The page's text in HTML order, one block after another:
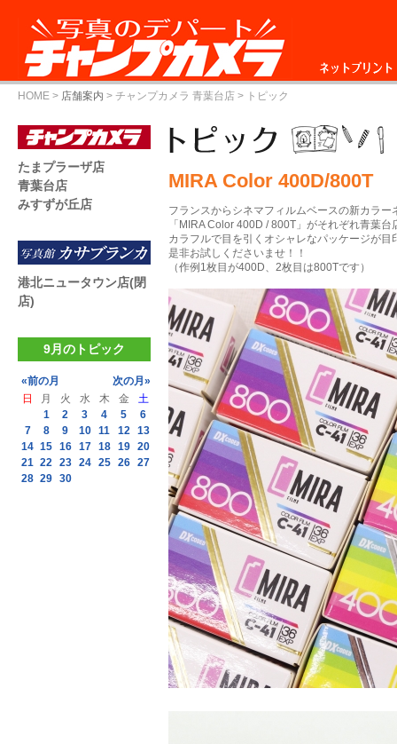
ネットプリント
HOME > 店舗案内 > チャンプカメラ 青葉台店 > トピック
MIRA Color 400D/800T
フランスからシネマフィルムベースの新カラー
「MIRA Color 400D / 800T」がそれぞれ青葉
カラフルで目を引くオシャレなパッケージが目
是非お試しくださいませ！！
（作例1枚目が400D、2枚目は800Tです）
たまプラーザ店
青葉台店
みすずが丘店
港北ニュータウン店(閉
店)
9月のトピック
«前の月
次の月»
日
月 火 水 木 金
土
1
2 3 4 5
6
7
8 9 10 11 12 13
14 15 16 17 18 19 20
21 22 23 24 25 26 27
28 29 30